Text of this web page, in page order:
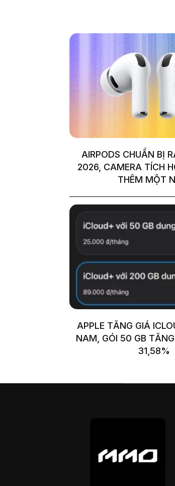
AIRPODS CHUẨN BỊ
2026, CAMERA TÍCH
THÊM MỘT
APPLE TĂNG GIÁ
NAM, GÓI 50 GB
31,58%